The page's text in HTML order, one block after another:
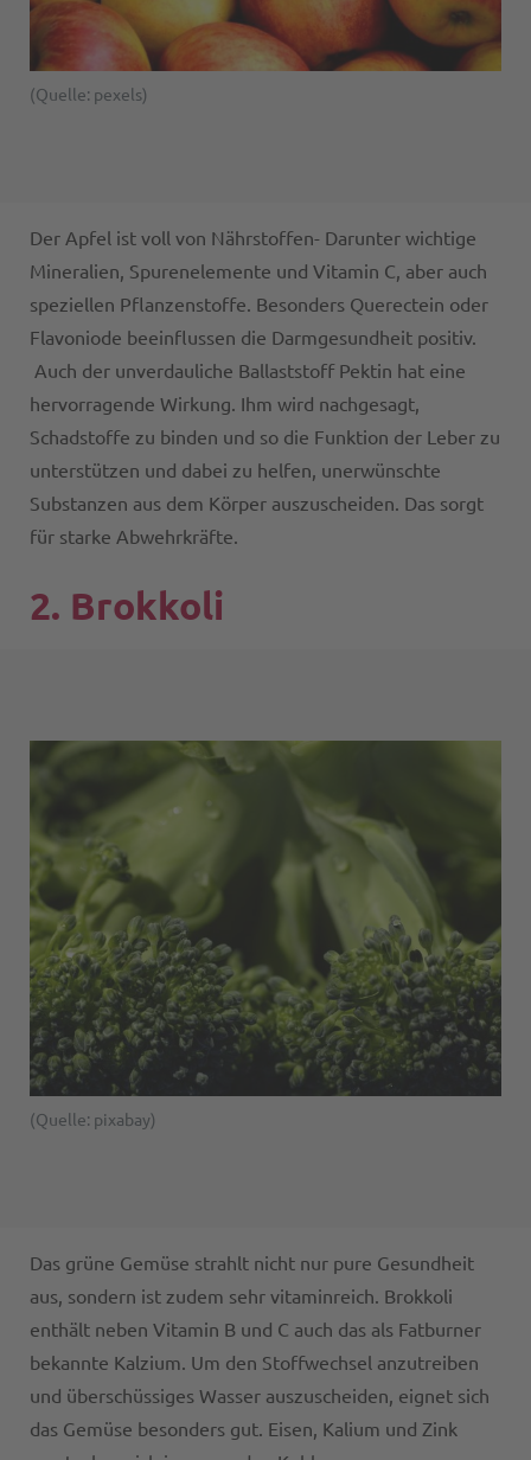
(Quelle: pexels)
Der Apfel ist voll von Nährstoffen- Darunter wichtige
Mineralien, Spurenelemente und Vitamin C, aber auch
speziellen Pflanzenstoffe. Besonders Querectein oder
Flavoniode beeinflussen die Darmgesundheit positiv.
Auch der unverdauliche Ballaststoff Pektin hat eine
hervorragende Wirkung. Ihm wird nachgesagt,
Schadstoffe zu binden und so die Funktion der Leber zu
unterstützen und dabei zu helfen, unerwünschte
Substanzen aus dem Körper auszuscheiden. Das sorgt
für starke Abwehrkräfte.
2. Brokkoli
(Quelle: pixabay)
Das grüne Gemüse strahlt nicht nur pure Gesundheit
aus, sondern ist zudem sehr vitaminreich. Brokkoli
enthält neben Vitamin B und C auch das als Fatburner
bekannte Kalzium. Um den Stoffwechsel anzutreiben
und überschüssiges Wasser auszuscheiden, eignet sich
das Gemüse besonders gut. Eisen, Kalium und Zink